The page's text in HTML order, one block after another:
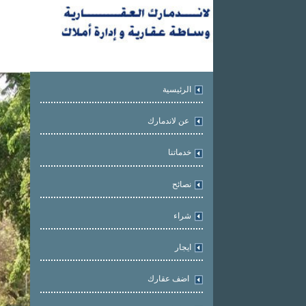
الرئيسية
عن لاندمارك
خدماتنا
نصائح
شراء
ايجار
اضف عقارك